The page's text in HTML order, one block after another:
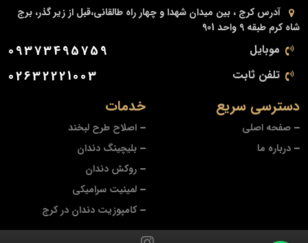
خدمات
اصلاح طرح لبخند
بلیچینگ دندان
روکش دندان
لمینیت سرامیکی
کامپوزیت دندان در کرج
دسترسی سریع
صفحه اصلی
درباره ما
آدرس کرج ، بین میدان شهدا و چهار راه طالقانی،قبل از زیر گذر، برج
شاه کرم طبقه 9 واحد 901
موبایل 09373495759
تلفن ثابت 02632221003